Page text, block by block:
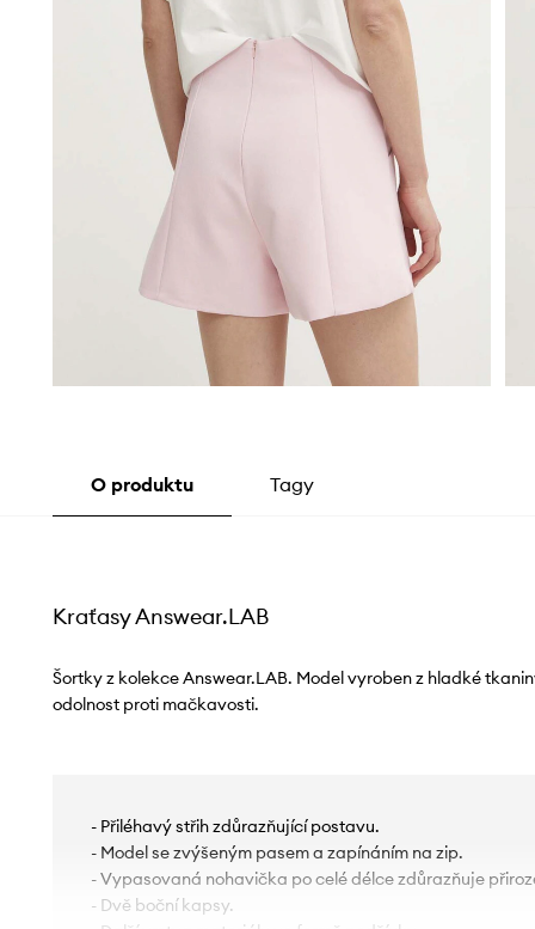
O produktu Tagy
Kraťasy Answear.LAB
Šortky z kolekce Answear.LAB. Model vyroben z hladké
odolnost proti mačkavosti.
- Přiléhavý střih zdůrazňující postavu.
- Model se zvýšeným pasem a zapínáním na zip.
- Vypasovaná nohavička po celé délce zdůrazňuje
- Dvě boční kapsy.